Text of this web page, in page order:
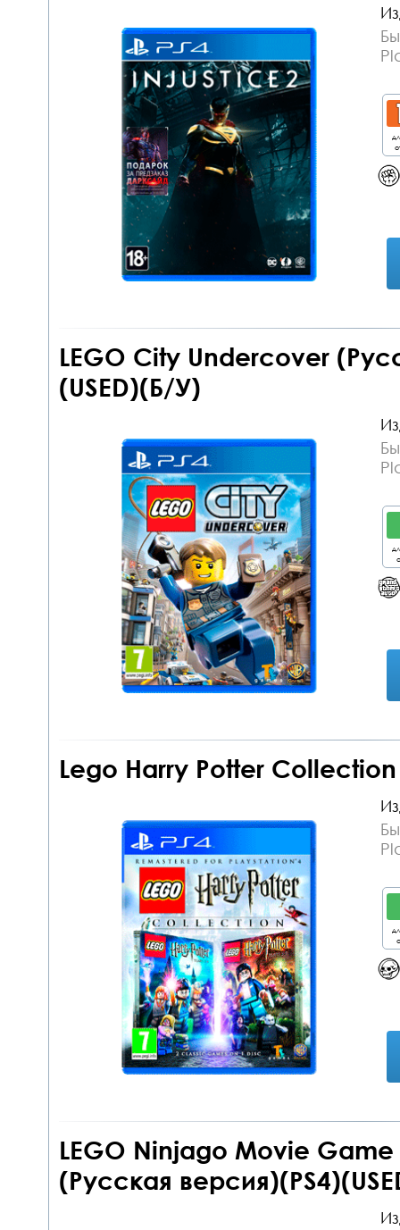
LEGO City Undercover
(USED)(Б/У)
Lego Harry Potter Collection
LEGO Ninjago Movie
(Русская